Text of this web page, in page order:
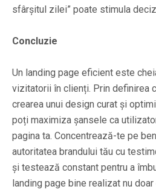
sfârșitul zilei” poate stimula
Concluzie
Un landing page eficient este
vizitatorii în clienți. Prin definirea
crearea unui design curat și
poți maximiza șansele ca
pagina ta. Concentrează-te pe
autoritatea brandului tău cu
și testează constant pentru a
landing page bine realizat nu